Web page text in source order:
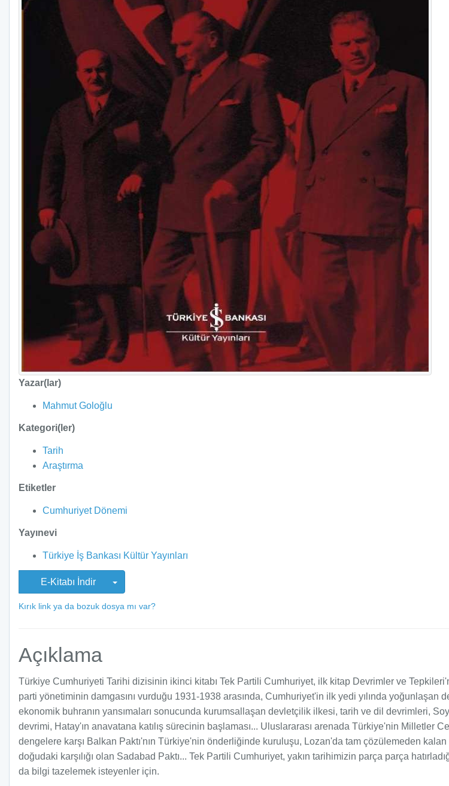
Yazar(lar)
Mahmut Goloğlu
Kategori(ler)
Tarih
Araştırma
Etiketler
Cumhuriyet Dönemi
Yayınevi
Türkiye İş Bankası Kültür Yayınları
E-Kitabı İndir
Kırık link ya da bozuk dosya mı var?
Açıklama
Türkiye Cumhuriyeti Tarihi dizisinin ikinci kitabı Tek Partili Cumhuriyet, ilk kitap Devrimler ve
parti yönetiminin damgasını vurduğu 1931-1938 arasında, Cumhuriyet'in ilk yedi yılında
ekonomik buhranın yansımaları sonucunda kurumsallaşan devletçilik ilkesi, tarih ve dil devrimleri,
devrimi, Hatay'ın anavatana katılış sürecinin başlaması... Uluslararası arenada Türkiye'nin Milletler
dengelere karşı Balkan Paktı'nın Türkiye'nin önderliğinde kuruluşu, Lozan'da tam çözülemeden
doğudaki karşılığı olan Sadabad Paktı... Tek Partili Cumhuriyet, yakın tarihimizin parça parça
da bilgi tazelemek isteyenler için.